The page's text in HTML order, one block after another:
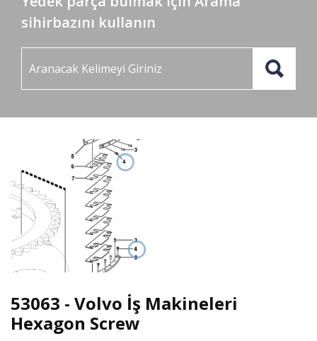
sihirbazını kullanın
53063 - Volvo İş Makineleri
Hexagon Screw